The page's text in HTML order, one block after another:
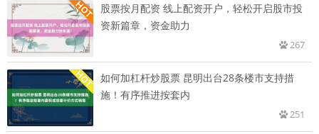
股票按月配资 线上配资开户，轻松开启股市投
资新篇章，资金助力
267
如何加杠杆炒股票 昆明出台28条楼市支持措
施！有序推进按套内
251